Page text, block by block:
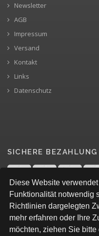
Diese Website
Funktionalität notwendig
Richtlinien dargelegten
mehr erfahren oder Ihre
möchten, ziehen Sie bitte
Newsletter
AGB
Impressum
Versand
Kontakt
Links
Datenschutz
SICHERE BEZAHLUNG